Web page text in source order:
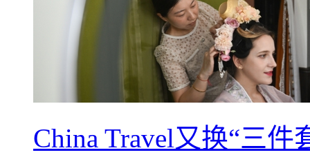
China Travel又换“三